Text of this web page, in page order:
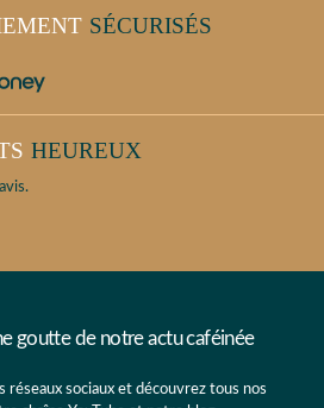
SÉCURISÉS
HEUREUX
goutte de notre actu caféinée
réseaux sociaux et découvrez tous nos